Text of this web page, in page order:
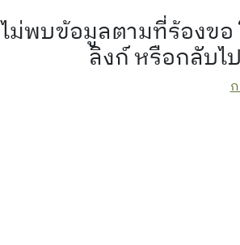
ไม่พบข้อมูลตามที่ร้องข
ลิงก์ หรือกลับไ